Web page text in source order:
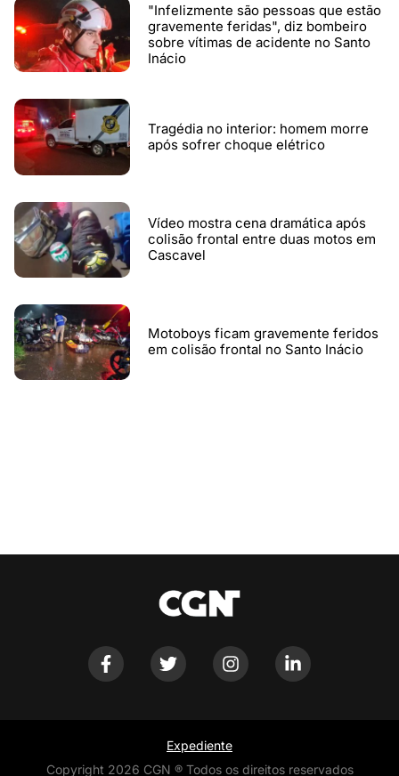
"Infelizmente são pessoas que estão
gravemente feridas", diz bombeiro
sobre vítimas de acidente no Santo
Inácio
Tragédia no interior: homem morre
após sofrer choque elétrico
Vídeo mostra cena dramática após
colisão frontal entre duas motos em
Cascavel
Motoboys ficam gravemente feridos
em colisão frontal no Santo Inácio
Expediente
Copyright 2026 CGN ® Todos os direitos reservados